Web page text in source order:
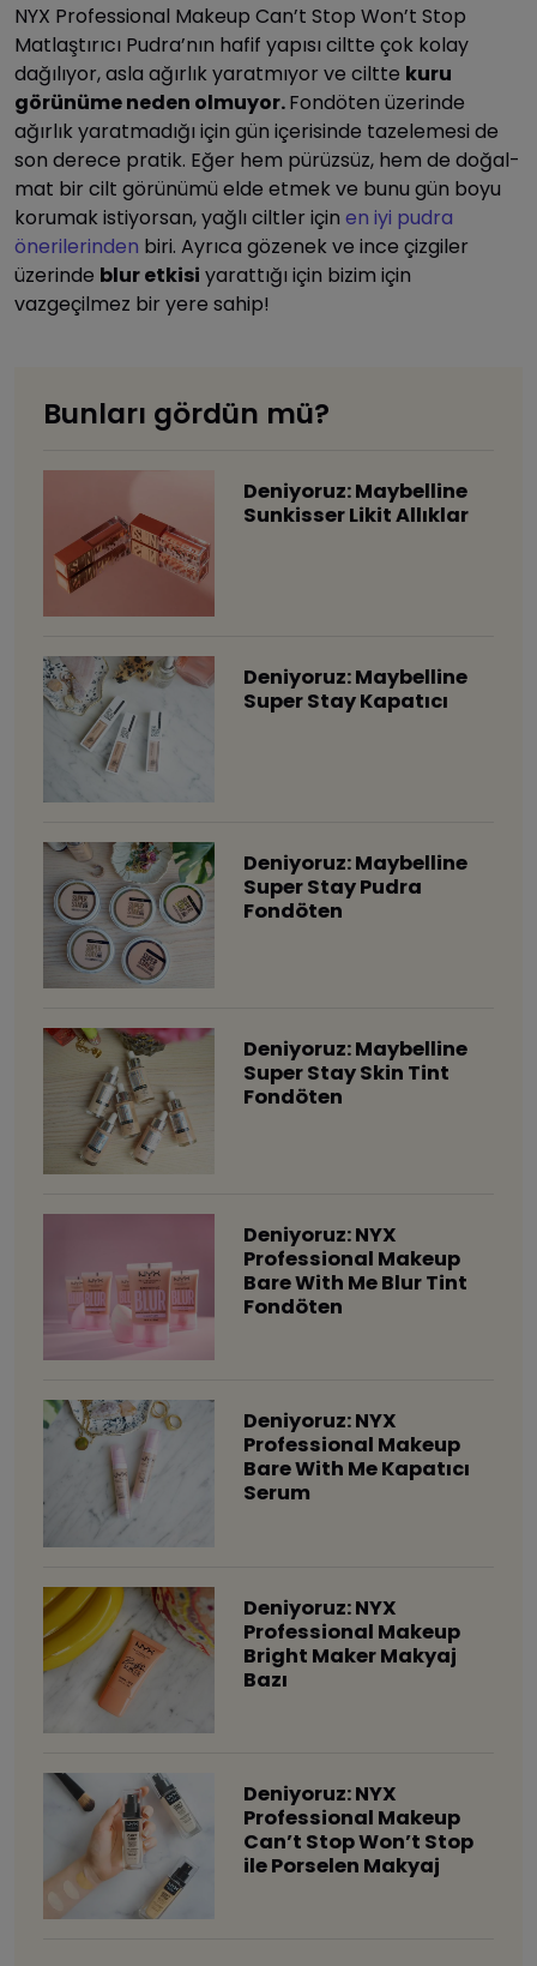
NYX Professional Makeup Can’t Stop Won’t Stop
Matlaştırıcı Pudra’nın hafif yapısı ciltte çok kolay
dağılıyor, asla ağırlık yaratmıyor ve ciltte kuru
görünüme neden olmuyor.Fondöten üzerinde
ağırlık yaratmadığı için gün içerisinde tazelemesi de
son derece pratik. Eğer hem pürüzsüz, hem de doğal-
mat bir cilt görünümü elde etmek ve bunu gün boyu
korumak istiyorsan, yağlı ciltler için en iyi pudra
önerilerinden biri. Ayrıca gözenek ve ince çizgiler
üzerinde blur etkisi yarattığı için bizim için
vazgeçilmez bir yere sahip!
Bunları gördün mü?
Deniyoruz: Maybelline
Sunkisser Likit Allıklar
Deniyoruz: Maybelline
Super Stay Kapatıcı
Deniyoruz: Maybelline
Super Stay Pudra
Fondöten
Deniyoruz: Maybelline
Super Stay Skin Tint
Fondöten
Deniyoruz: NYX
Professional Makeup
Bare With Me Blur Tint
Fondöten
Deniyoruz: NYX
Professional Makeup
Bare With Me Kapatıcı
Serum
Deniyoruz: NYX
Professional Makeup
Bright Maker Makyaj
Bazı
Deniyoruz: NYX
Professional Makeup
Can’t Stop Won’t Stop
ile Porselen Makyaj